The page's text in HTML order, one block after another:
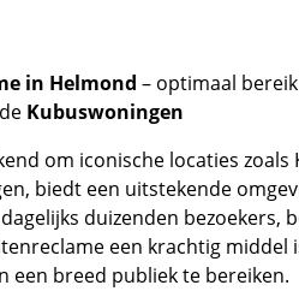
in Helmond – optimaal
Kubuswoningen
om iconische locaties zoals
biedt een uitstekende
duizenden bezoekers,
een krachtig middel
een breed publiek te bereiken.